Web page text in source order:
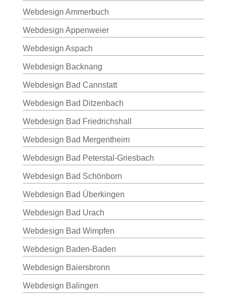
Webdesign Ammerbuch
Webdesign Appenweier
Webdesign Aspach
Webdesign Backnang
Webdesign Bad Cannstatt
Webdesign Bad Ditzenbach
Webdesign Bad Friedrichshall
Webdesign Bad Mergentheim
Webdesign Bad Peterstal-Griesbach
Webdesign Bad Schönborn
Webdesign Bad Überkingen
Webdesign Bad Urach
Webdesign Bad Wimpfen
Webdesign Baden-Baden
Webdesign Baiersbronn
Webdesign Balingen